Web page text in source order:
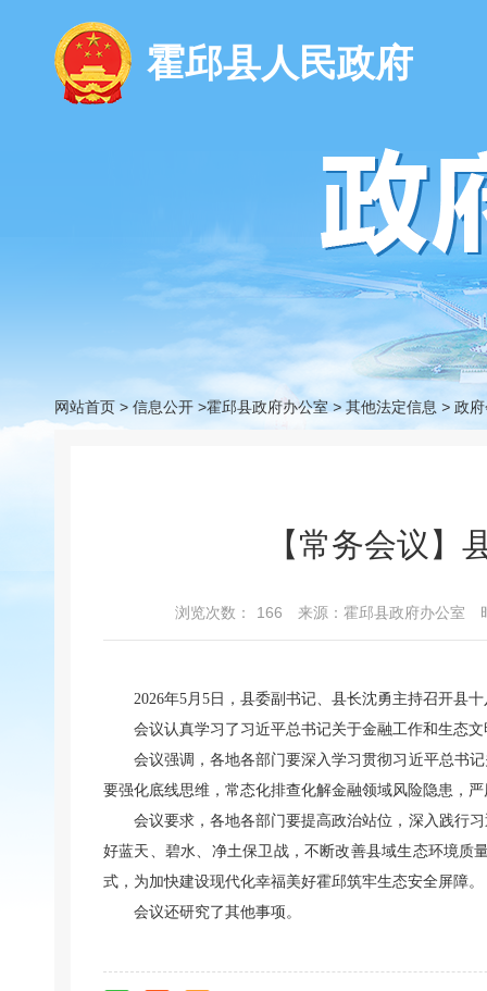
霍邱县人民政府
网站首页 > 信息公开 >霍邱县政府办公室 > 其他法定信息 > 政
【常务会议】
浏览次数： 166 来源：霍邱县政府办公室
2026年5月5日，县委副书记、县长沈勇主持召开县
会议认真学习了习近平总书记关于金融工作和生态
会议强调，各地各部门要深入学习贯彻习近平总书
要强化底线思维，常态化排查化解金融领域风险隐患，
会议要求，各地各部门要提高政治站位，深入践行
好蓝天、碧水、净土保卫战，不断改善县域生态环境质
式，为加快建设现代化幸福美好霍邱筑牢生态安全屏障。
会议还研究了其他事项。